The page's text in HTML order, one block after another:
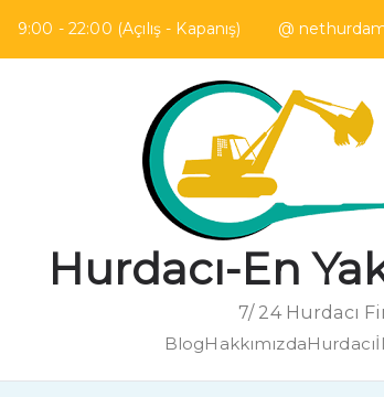
- 22:00 (Açılış - Kapanış) @
Hurdacı-En
7/ 24 Hurdacı
BlogHakkımızdaHurdacı